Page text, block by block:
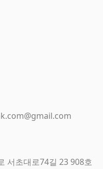
서초대로74길 23 908호